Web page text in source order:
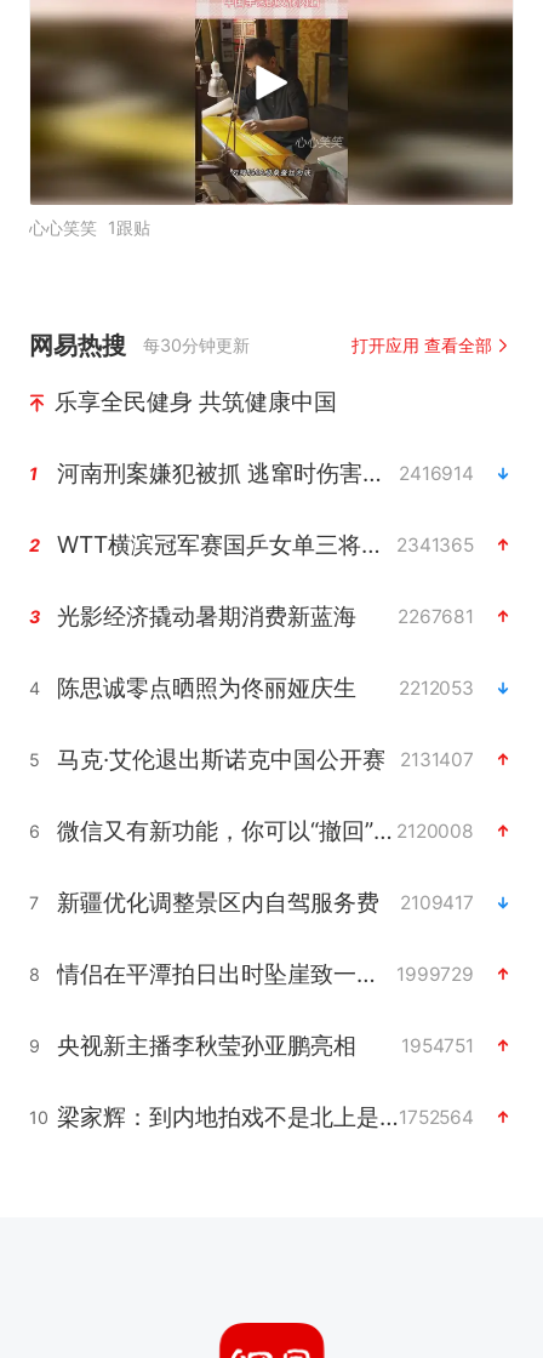
心心笑笑 1跟贴
网易热搜 每30分钟更新 打开应用 查看全部
乐享全民健身 共筑健康中国
1 河南刑案嫌犯被抓 逃窜时伤害多人 2416914
2 WTT横滨冠军赛国乒女单三将晋级四强 2341365
3 光影经济撬动暑期消费新蓝海 2267681
4 陈思诚零点晒照为佟丽娅庆生 2212053
5 马克·艾伦退出斯诺克中国公开赛 2131407
6 微信又有新功能，你可以“撤回”你的撤回了！ 2120008
7 新疆优化调整景区内自驾服务费 2109417
8 情侣在平潭拍日出时坠崖致一死一伤 1999729
9 央视新主播李秋莹孙亚鹏亮相 1954751
10 梁家辉：到内地拍戏不是北上是回归1752564